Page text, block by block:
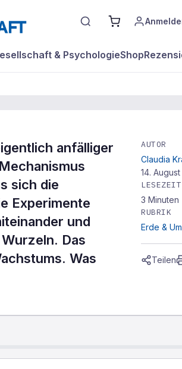
& PsychologieShop
anfälliger
sich die
Experimente
und
Das
Was
AUTOR
Claudia
14.
LESEZEIT
3 Minuten
RUBRIK
Erde &
Teilen